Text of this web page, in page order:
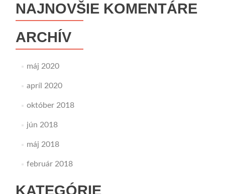
NAJNOVŠIE KOMENTÁRE
ARCHÍV
máj 2020
apríl 2020
október 2018
jún 2018
máj 2018
február 2018
KATEGÓRIE